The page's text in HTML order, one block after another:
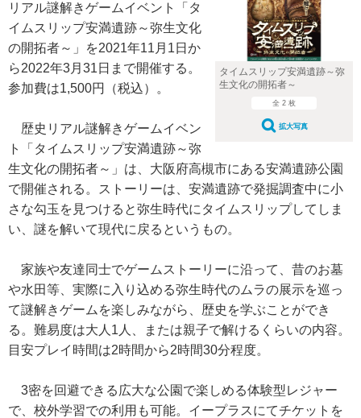
タイムスリップ安満遺跡～弥
生文化の開拓者～
全 2 枚
拡大写真
リアル謎解きゲームイベント「タ
イムスリップ安満遺跡～弥生文化
の開拓者～」を2021年11月1日か
ら2022年3月31日まで開催する。
参加費は1,500円（税込）。
歴史リアル謎解きゲームイベン
ト「タイムスリップ安満遺跡～弥
生文化の開拓者～」は、大阪府高槻市にある安満遺跡公園
で開催される。ストーリーは、安満遺跡で発掘調査中に小
さな勾玉を見つけると弥生時代にタイムスリップしてしま
い、謎を解いて現代に戻るというもの。
家族や友達同士でゲームストーリーに沿って、昔のお墓
や水田等、実際に入り込める弥生時代のムラの展示を巡っ
て謎解きゲームを楽しみながら、歴史を学ぶことができ
る。難易度は大人1人、または親子で解けるくらいの内容。
目安プレイ時間は2時間から2時間30分程度。
3密を回避できる広大な公園で楽しめる体験型レジャー
で、校外学習での利用も可能。イープラスにてチケットを